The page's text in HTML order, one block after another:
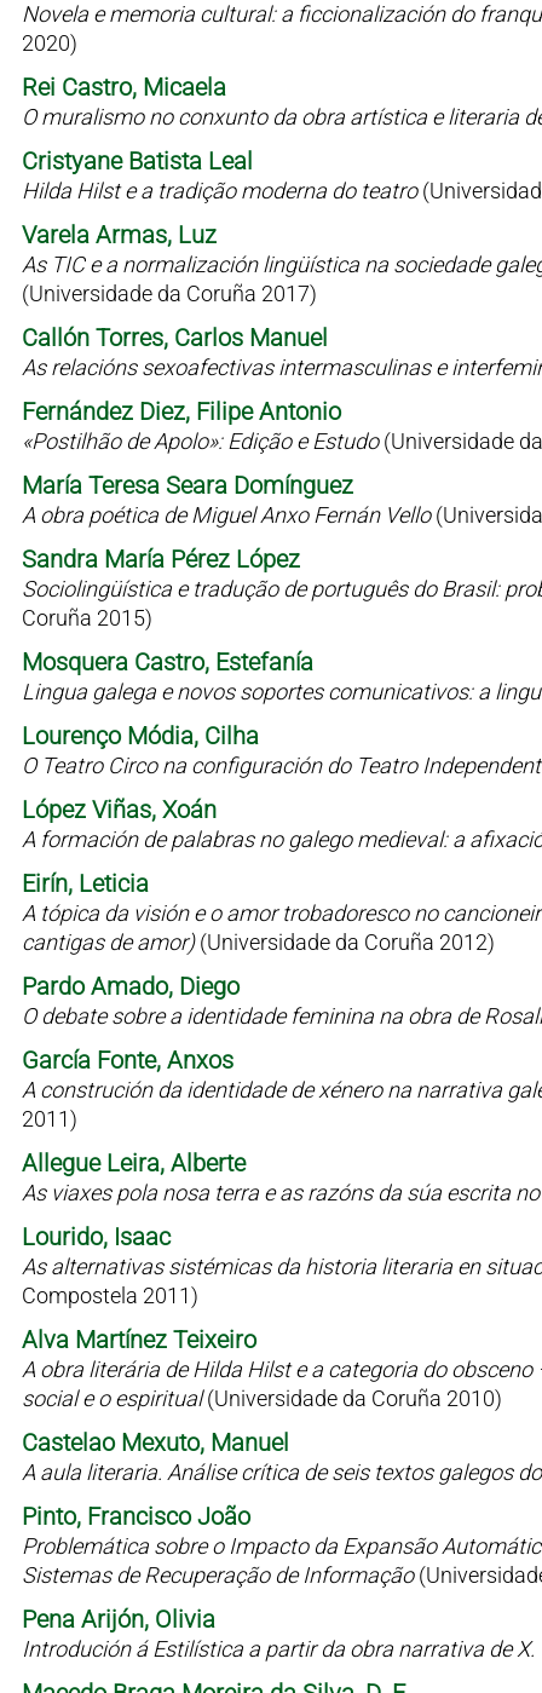
Novela e memoria cultural: a ficcionalización do
2020)
Rei Castro, Micaela
O muralismo no conxunto da obra artística e literaria
Cristyane Batista Leal
Hilda Hilst e a tradição moderna do teatro
Varela Armas, Luz
As TIC e a normalización lingüística na sociedade
(Universidade da Coruña 2017)
Callón Torres, Carlos Manuel
As relacións sexoafectivas intermasculinas e
Fernández Diez, Filipe Antonio
«Postilhão de Apolo»: Edição e Estudo(Universidade
María Teresa Seara Domínguez
A obra poética de Miguel Anxo Fernán Vello
Sandra María Pérez López
Sociolingüística e tradução de português do Brasil:
Coruña 2015)
Mosquera Castro, Estefanía
Lingua galega e novos soportes comunicativos: a
Lourenço Módia, Cilha
O Teatro Circo na configuración do Teatro
López Viñas, Xoán
A formación de palabras no galego medieval: a
Eirín, Leticia
A tópica da visión e o amor trobadoresco no
cantigas de amor)(Universidade da Coruña 2012)
Pardo Amado, Diego
O debate sobre a identidade feminina na obra de
García Fonte, Anxos
A construción da identidade de xénero na narrativa
2011)
Allegue Leira, Alberte
As viaxes pola nosa terra e as razóns da súa escrita
Lourido, Isaac
As alternativas sistémicas da historia literaria en
Compostela 2011)
Alva Martínez Teixeiro
A obra literária de Hilda Hilst e a categoria do
social e o espiritual(Universidade da Coruña 2010)
Castelao Mexuto, Manuel
A aula literaria. Análise crítica de seis textos galegos
Pinto, Francisco João
Problemática sobre o Impacto da Expansão
Sistemas de Recuperação de Informação
Pena Arijón, Olivia
Introdución á Estilística a partir da obra narrativa de X.